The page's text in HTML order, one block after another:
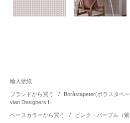
輸入壁紙
ブランドから買う / Boråstapeter(ボラスタペ
vian Designers II
ベースカラーから買う / ピンク・パープル（紫